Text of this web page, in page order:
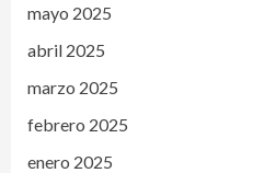
mayo 2025
abril 2025
marzo 2025
febrero 2025
enero 2025